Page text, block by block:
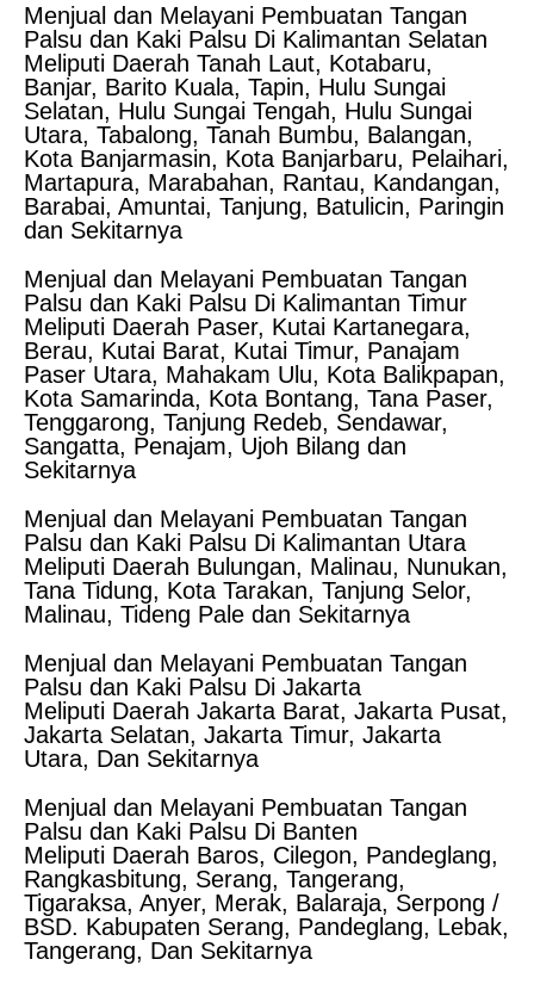
Menjual dan Melayani Pembuatan Tangan
Palsu dan Kaki Palsu Di Kalimantan Selatan
Meliputi Daerah Tanah Laut, Kotabaru,
Banjar, Barito Kuala, Tapin, Hulu Sungai
Selatan, Hulu Sungai Tengah, Hulu Sungai
Utara, Tabalong, Tanah Bumbu, Balangan,
Kota Banjarmasin, Kota Banjarbaru, Pelaihari,
Martapura, Marabahan, Rantau, Kandangan,
Barabai, Amuntai, Tanjung, Batulicin, Paringin
dan Sekitarnya
Menjual dan Melayani Pembuatan Tangan
Palsu dan Kaki Palsu Di Kalimantan Timur
Meliputi Daerah Paser, Kutai Kartanegara,
Berau, Kutai Barat, Kutai Timur, Panajam
Paser Utara, Mahakam Ulu, Kota Balikpapan,
Kota Samarinda, Kota Bontang, Tana Paser,
Tenggarong, Tanjung Redeb, Sendawar,
Sangatta, Penajam, Ujoh Bilang dan
Sekitarnya
Menjual dan Melayani Pembuatan Tangan
Palsu dan Kaki Palsu Di Kalimantan Utara
Meliputi Daerah Bulungan, Malinau, Nunukan,
Tana Tidung, Kota Tarakan, Tanjung Selor,
Malinau, Tideng Pale dan Sekitarnya
Menjual dan Melayani Pembuatan Tangan
Palsu dan Kaki Palsu Di Jakarta
Meliputi Daerah Jakarta Barat, Jakarta Pusat,
Jakarta Selatan, Jakarta Timur, Jakarta
Utara, Dan Sekitarnya
Menjual dan Melayani Pembuatan Tangan
Palsu dan Kaki Palsu Di Banten
Meliputi Daerah Baros, Cilegon, Pandeglang,
Rangkasbitung, Serang, Tangerang,
Tigaraksa, Anyer, Merak, Balaraja, Serpong /
BSD. Kabupaten Serang, Pandeglang, Lebak,
Tangerang, Dan Sekitarnya